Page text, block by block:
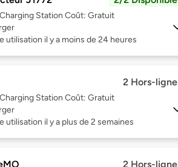
Charging Station Coût: Gratuit
utilisation il y a moins de 24 heures
2 Hors-ligne
Charging Station Coût: Gratuit
utilisation il y a plus de 2 semaines
2 Hors-ligne